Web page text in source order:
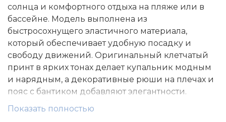
солнца и комфортного отдыха на пляже или в
бассейне. Модель выполнена из
быстросохнущего эластичного материала,
который обеспечивает удобную посадку и
свободу движений. Оригинальный клетчатый
принт в ярких тонах делает купальник модным
и нарядным, а декоративные рюши на плечах и
пояс с бантиком добавляют элегантности.
Закрытый крой и длинные рукава защищают
Показать полностью